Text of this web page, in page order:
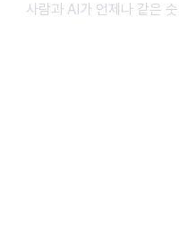
사람과 AI가 언제나 같은